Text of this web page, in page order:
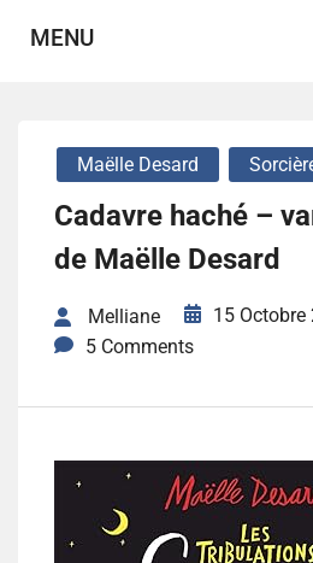
MENU
Maëlle Desard
Cadavre haché –
de Maëlle Desard
Melliane
15 Octobre
5 Comments